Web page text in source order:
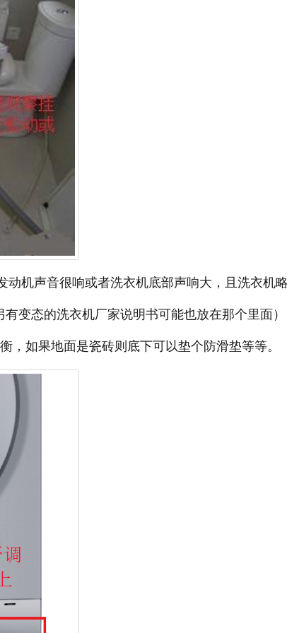
机声音很响或者洗衣机底部声响大，且洗衣机
变态的洗衣机厂家说明书可能也放在那个里面
，如果地面是瓷砖则底下可以垫个防滑垫等等。